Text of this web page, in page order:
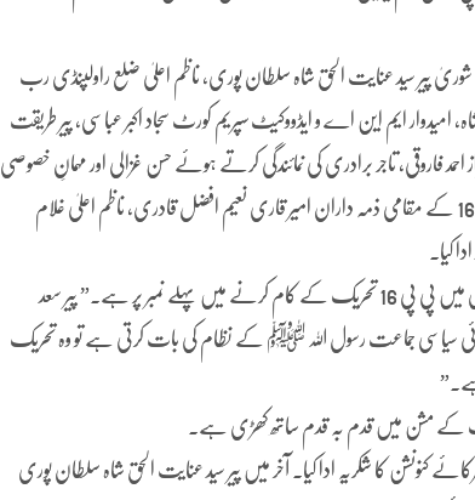
پیر سید عنایت الحق شاہ سلطان پوری، ناظم اعلیٰ ضلع راولپنڈی رب
امیدوار ایم این اے و ایڈووکیٹ سپریم کورٹ سجاد اکبر عباسی، پیر طریقت
فاروقی، تاجر برادری کی نمائندگی کرتے ہوئے حسن غزالی اور مہمانِ خصوصی
ضلع راولپنڈی حفیظ الرحمن شامل تھے۔کنونشن کے کامیاب انعقاد میں پی پی 16 کے مقامی ذمہ داران امیر قاری نعیم افضل قادری، ناظم اعلیٰ غلام
کیا۔
خطابات کے دوران پیر سید عنایت الحق شاہ سلطان پوری نے کہا کہ “راولپنڈی میں پی پی 16 تحریک کے کام کرنے میں پہلے نمبر پر ہے۔” پیر سعد
سیاسی جماعت رسول اللہ ﷺ کے نظام کی بات کرتی ہے تو وہ تحریک
کے مشن میں قدم بہ قدم ساتھ کھڑی ہے۔
کنونشن کا شکریہ ادا کیا۔ آخر میں پیر سید عنایت الحق شاہ سلطان پوری